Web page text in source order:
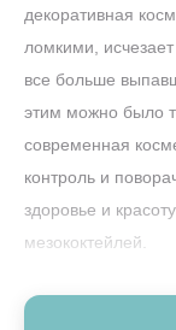
декоративная
ломкими,
все больше
этим можно было
современная
контроль и
здоровье и
мезококтейлей.
введение